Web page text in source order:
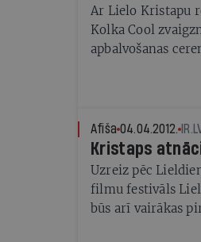
Ar Lielo Kristapu
Kolka Cool
apbalvošanas
Afiša 04.04.2012.
Kristaps
Uzreiz pēc
filmu festivāls
būs arī vairākas